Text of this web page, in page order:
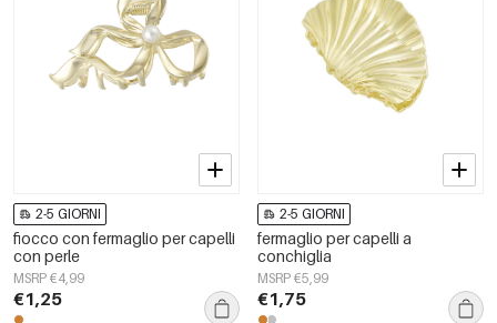
2-5 GIORNI
fiocco con fermaglio per capelli
con perle
MSRP €4,99
€1,25
2-5 GIORNI
fermaglio per capelli a
conchiglia
MSRP €5,99
€1,75